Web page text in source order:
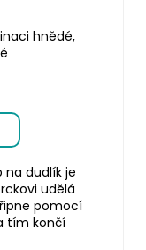
hnědé,
na dudlík je
udělá
pomocí
tím končí